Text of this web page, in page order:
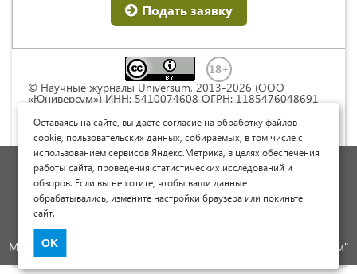
Подать заявку
© Научные журналы Universum, 2013-2026 (ООО
«Юниверсум») ИНН: 5410074608 ОГРН: 1185476048691
Commons « Attribution» («Атрибуция») 4.0
Непортированная
Политика обработки персональных данных
Договор оферты
Опубликовать научную статью
Международный научно-исследовательский журнал "Юниверсум"
Оставаясь на сайте, вы даете согласие на обработку файлов
cookie, пользовательских данных, собираемых, в том числе с
использованием сервисов Яндекс.Метрика, в целях обеспечения
работы сайта, проведения статистических исследований и
обзоров. Если вы не хотите, чтобы ваши данные
обрабатывались, измените настройки браузера или покиньте
сайт.
OK